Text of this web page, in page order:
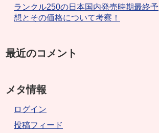
ランクル250の日本国内発売時期最終予
想とその価格について考察！
最近のコメント
メタ情報
ログイン
投稿フィード